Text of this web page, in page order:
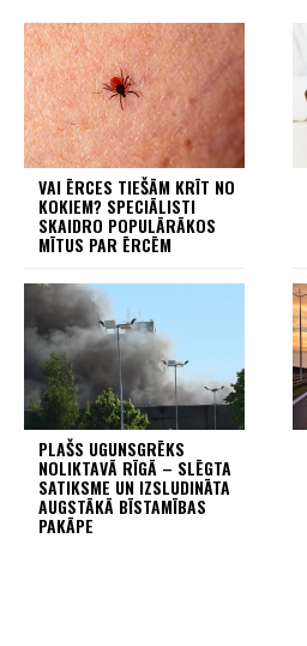
VAI ĒRCES TIEŠĀM KRĪT NO
KOKIEM? SPECIĀLISTI
SKAIDRO POPULĀRĀKOS
MĪTUS PAR ĒRCĒM
PLAŠS UGUNSGRĒKS
NOLIKTAVĀ RĪGĀ – SLĒGTA
SATIKSME UN IZSLUDINĀTA
AUGSTĀKĀ BĪSTAMĪBAS
PAKĀPE